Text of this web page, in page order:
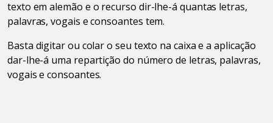
texto em alemão e o recurso dir-lhe-á quantas letras,
palavras, vogais e consoantes tem.
Basta digitar ou colar o seu texto na caixa e a aplicação
dar-lhe-á uma repartição do número de letras, palavras,
vogais e consoantes.